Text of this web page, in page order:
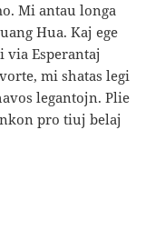
Mi antau longa
Hua. Kaj ege
Esperantaj
mi shatas legi
legantojn. Plie
pro tiuj belaj